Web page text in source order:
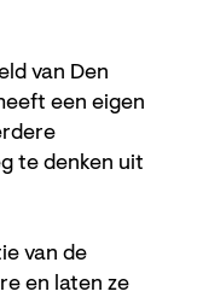
van Den
een eigen
te denken uit
van de
en laten ze